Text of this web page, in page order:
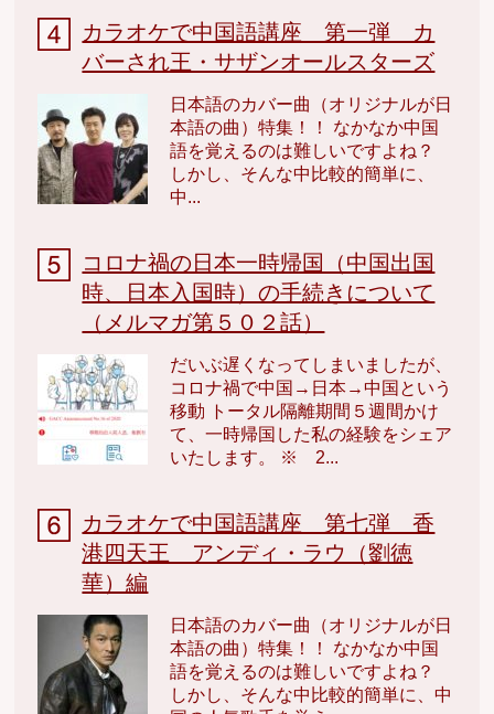
カラオケで中国語講座 第一弾 カ
バーされ王・サザンオールスターズ
日本語のカバー曲（オリジナルが日
本語の曲）特集！！ なかなか中国
語を覚えるのは難しいですよね？
しかし、そんな中比較的簡単に、
中...
コロナ禍の日本一時帰国（中国出国
時、日本入国時）の手続きについて
（メルマガ第５０２話）
だいぶ遅くなってしまいましたが、
コロナ禍で中国→日本→中国という
移動 トータル隔離期間５週間かけ
て、一時帰国した私の経験をシェア
いたします。 ※ 2...
カラオケで中国語講座 第七弾 香
港四天王 アンディ・ラウ（劉徳
華）編
日本語のカバー曲（オリジナルが日
本語の曲）特集！！ なかなか中国
語を覚えるのは難しいですよね？
しかし、そんな中比較的簡単に、中